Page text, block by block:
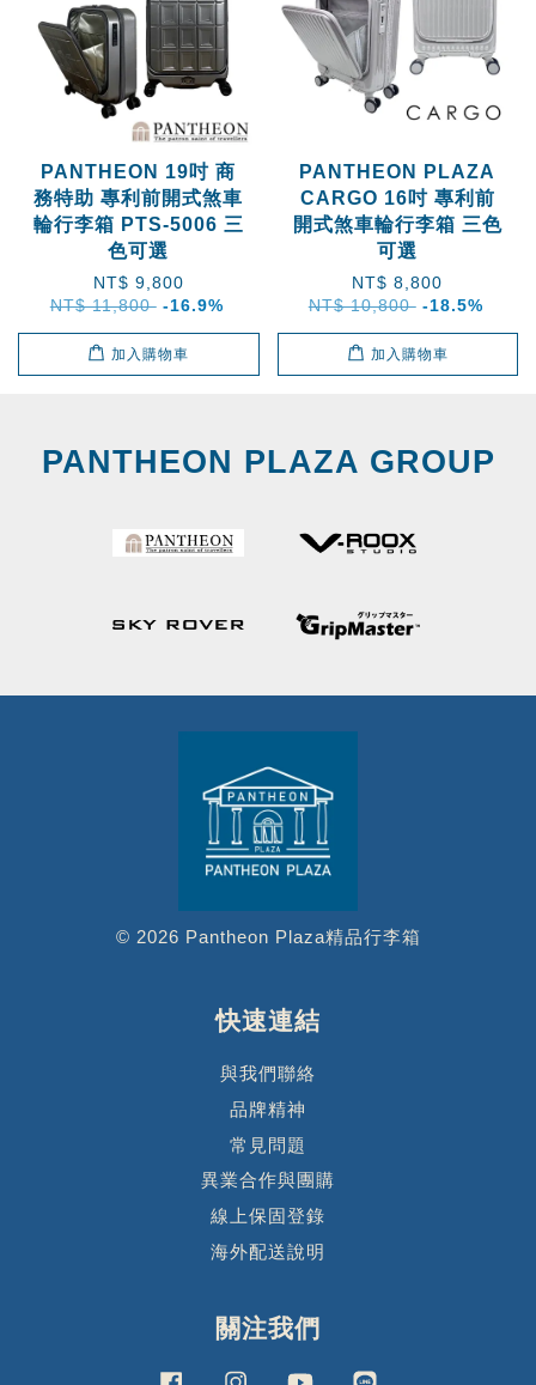
PANTHEON 19吋 商
務特助 專利前開式煞車
輪行李箱 PTS-5006 三
色可選
NT$ 9,800
NT$ 11,800 -16.9%
加入購物車
PANTHEON PLAZA
CARGO 16吋 專利前
開式煞車輪行李箱 三色
可選
NT$ 8,800
NT$ 10,800 -18.5%
加入購物車
PANTHEON PLAZA GROUP
© 2026 Pantheon Plaza精品行李箱
快速連結
與我們聯絡
品牌精神
常見問題
異業合作與團購
線上保固登錄
海外配送說明
關注我們
FacebookInstagramYouTube